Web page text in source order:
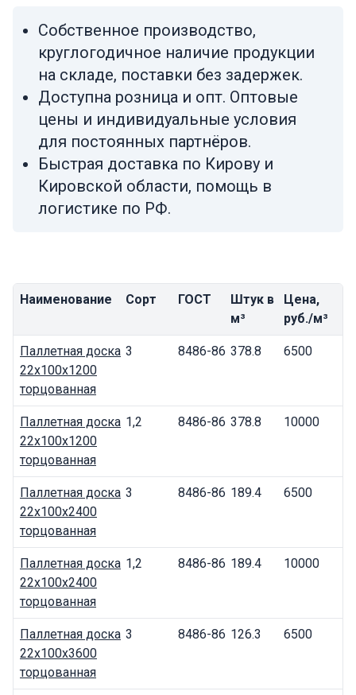
Собственное производство,
круглогодичное наличие продукции
на складе, поставки без задержек.
Доступна розница и опт. Оптовые
цены и индивидуальные условия
для постоянных партнёров.
Быстрая доставка по Кирову и
Кировской области, помощь в
логистике по РФ.
Наименование Сорт ГОСТ
Штук в
м³
Цена,
руб./м³
Паллетная доска
22x100x1200
торцованная
3 8486-86 378.8 6500
Паллетная доска
22x100x1200
торцованная
1,2 8486-86 378.8 10000
Паллетная доска
22x100x2400
торцованная
3 8486-86 189.4 6500
Паллетная доска
22x100x2400
торцованная
1,2 8486-86 189.4 10000
Паллетная доска
22x100x3600
торцованная
3 8486-86 126.3 6500